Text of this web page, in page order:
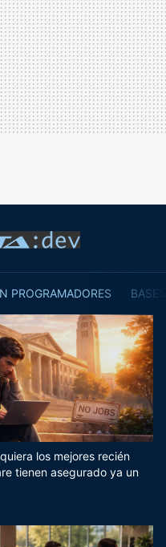
PROGRAMADORES
los mejores recién
tienen asegurado ya un